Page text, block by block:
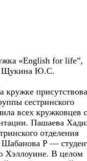
«English for life”,
Щукина Ю.С.
сестринского
всех кружковцев с
Пашаева
отделения
Шабанова Р —
Хэллоуине. В целом